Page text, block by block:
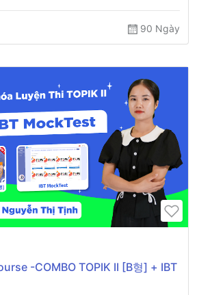
90 Ngày
-COMBO TOPIK II [B형] + IBT